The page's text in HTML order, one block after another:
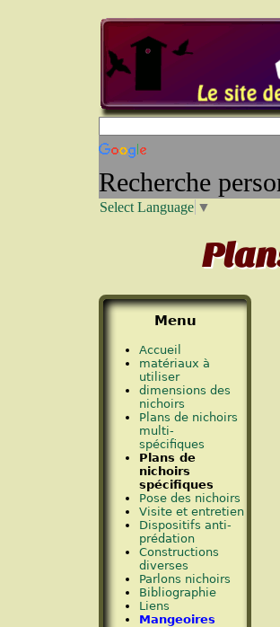
Recherche
Select Language ▼
Menu
Accueil
matériaux à
utiliser
dimensions des
nichoirs
Plans de nichoirs
multi-
spécifiques
Plans de
nichoirs
spécifiques
Pose des nichoirs
Visite et entretien
Dispositifs anti-
prédation
Constructions
diverses
Parlons nichoirs
Bibliographie
Liens
Mangeoires